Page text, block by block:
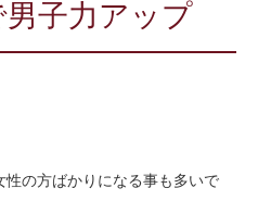
子力アップ
の方ばかりになる事も多いで